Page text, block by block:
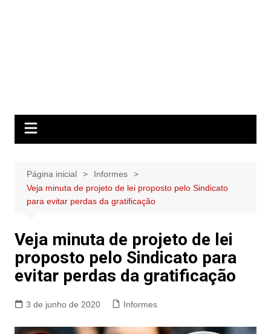
Página inicial
Informes
Veja minuta de projeto de lei proposto pelo Sindicato
para evitar perdas da gratificação
Veja minuta de projeto de lei
proposto pelo Sindicato para
evitar perdas da gratificação
3 de junho de 2020 Informes